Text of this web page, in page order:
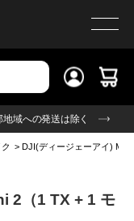
域への発送は除く
>DJI(ディージェーアイ) Mic
2（1 TX + 1 モ